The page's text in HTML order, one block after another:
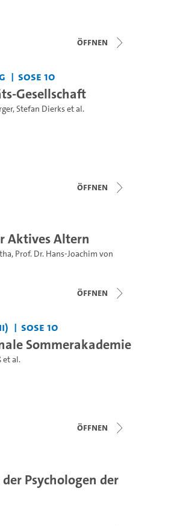
Öffnen
SoSe 10
Gesellschaft
,Stefan Dierkset al.
Öffnen
Aktives Altern
, Prof. Dr. Hans-Joachim von
Öffnen
SoSe 10
Sommerakademie
et al.
Öffnen
Psychologen der